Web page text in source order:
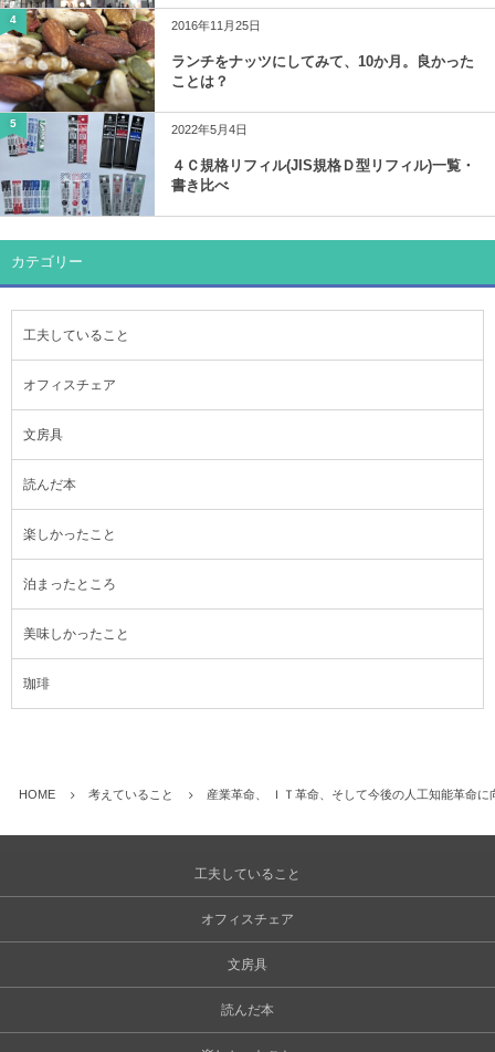
4 2016年11月25日
ランチをナッツにしてみて、10か月。良かった
ことは？
5 2022年5月4日
４Ｃ規格リフィル(JIS規格Ｄ型リフィル)一覧・
書き比べ
カテゴリー
工夫していること
オフィスチェア
文房具
読んだ本
楽しかったこと
泊まったところ
美味しかったこと
珈琲
HOME 考えていること 産業革命、 ＩＴ革命、そして今後の人工知能革命
工夫していること
オフィスチェア
文房具
読んだ本